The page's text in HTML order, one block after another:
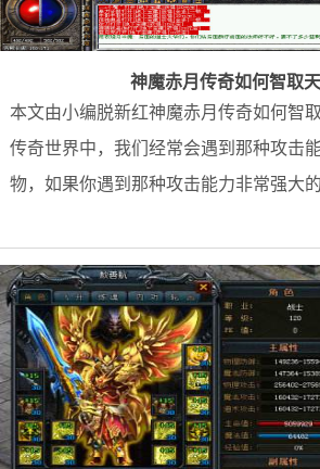
神魔赤月传奇如何智取
本文由小编脱新红神魔赤月传奇如何智
传奇世界中，我们经常会遇到那种攻击
物，如果你遇到那种攻击能力非常强大